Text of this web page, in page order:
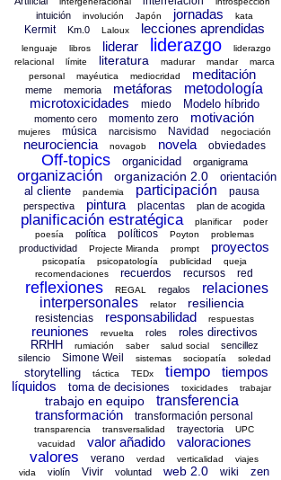
intuición involución Japón jornadas kata
Kermit Km.0 Laloux lecciones aprendidas
lenguaje libros liderar liderazgo
liderazgo
relacional
límite literatura madurar mandar
marca
personal
mayéutica mediocridad meditación
meme memoria metáforas
metodología
microtoxicidades
miedo Modelo híbrido
momento cero momento zero motivación
mujeres música narcisismo Navidad negociación
neurociencia novagob novela obviedades
Off-topics organicidad organigrama
organización organización 2.0
orientación
al cliente
pandemia participación pausa
perspectiva pintura placentas plan de acogida
planificación estratégica planificar
poder
poesía
política políticos Poyton problemas
productividad Projecte Miranda prompt proyectos
psicopatía psicopatología publicidad
queja
recomendaciones
recuerdos recursos red
reflexiones REGAL regalos
relaciones
interpersonales
relator resiliencia
resistencias responsabilidad respuestas
reuniones revuelta roles
roles directivos
RRHH
rumiación saber salud social
sencillez
silencio
Simone Weil sistemas sociopatía soledad
storytelling táctica TEDx tiempo
tiempos
líquidos
toma de decisiones toxicidades trabajar
trabajo en equipo
transferencia
transformación
transformación personal
transparencia transversalidad trayectoria
UPC
vacuidad
valor añadido valoraciones
valores verano verdad verticalidad
viajes
vida
violín Vivir voluntad web 2.0 wiki zen